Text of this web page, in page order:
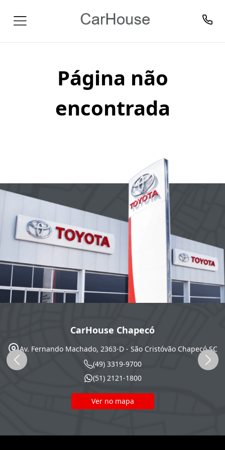
Página não
encontrada
CarHouse Chapecó
Av. Fernando Machado, 2363-D - São Cristóvão Chapecó SC
(49) 3319-9700
(51) 2121-1800
Ver no mapa